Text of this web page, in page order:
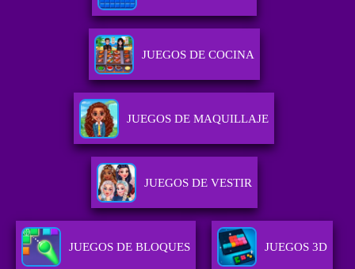
JUEGOS DE COCINA
JUEGOS DE MAQUILLAJE
JUEGOS DE VESTIR
JUEGOS DE BLOQUES JUEGOS 3D